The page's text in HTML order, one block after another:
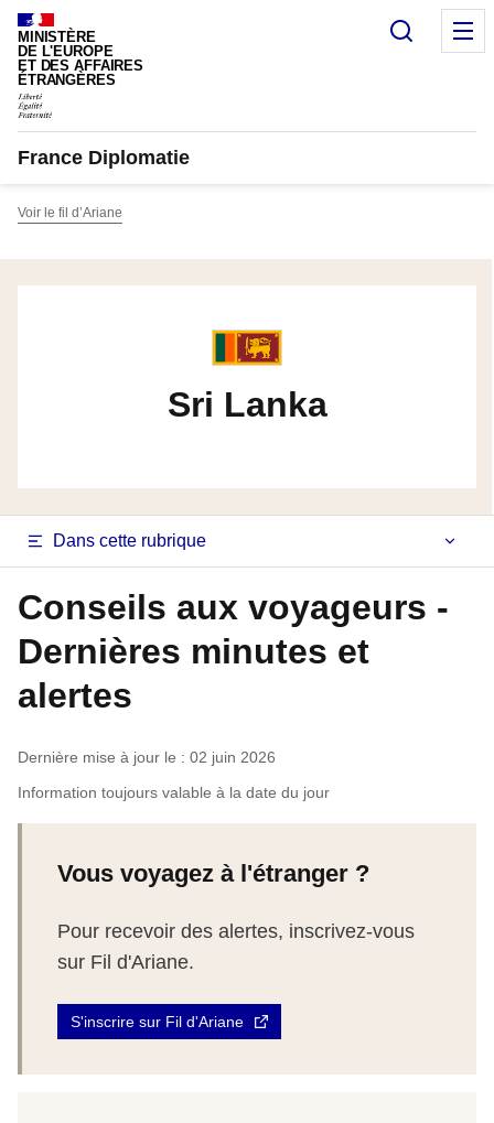
Panneau de gestion des cookies
MINISTÈRE
DE L'EUROPE
ET DES AFFAIRES
ÉTRANGÈRES
France Diplomatie
Voir le fil d’Ariane
Sri Lanka
Navigation
latérale
fiche
pays
Dans cette rubrique
Conseils aux voyageurs -
Dernières minutes et
alertes
Dernière mise à jour le : 02 juin 2026
Information toujours valable à la date du jour
Vous voyagez à l'étranger ?
Pour recevoir des alertes, inscrivez-vous
sur Fil d'Ariane.
S'inscrire sur Fil d'Ariane